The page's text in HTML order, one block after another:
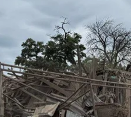
Донецкой
администрации
мужчин и ранили
ранены три